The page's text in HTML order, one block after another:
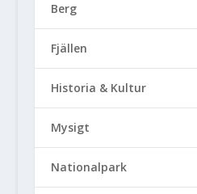
Berg
Fjällen
Historia & Kultur
Mysigt
Nationalpark